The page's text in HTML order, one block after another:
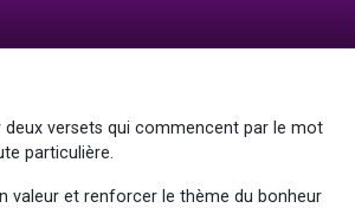
deux versets qui commencent par le mot
particulière.
valeur et renforcer le thème du bonheur